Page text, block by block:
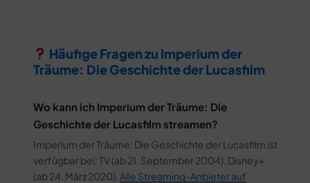
Häufige Fragen zu Imperium der
Träume: Die Geschichte der Lucasfilm
Wo kann ich Imperium der Träume: Die
Geschichte der Lucasfilm streamen?
Imperium der Träume: Die Geschichte der Lucasfilm ist
verfügbar bei: TV (ab 21. September 2004), Disney+
(ab 24. März 2020). Alle Streaming-Anbieter auf